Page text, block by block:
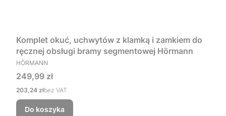
Komplet okuć, uchwytów z klamką i zamkiem do
ręcznej obsługi bramy segmentowej Hörmann
PRODUCENT
HÖRMANN
Cena
249,99 zł
Cena
203,24 złbez VAT
Do koszyka